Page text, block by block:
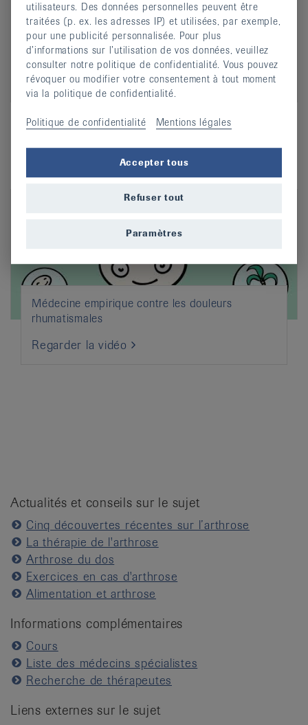
Douleur et mouvement: Pourquoi bouger en cas
de rhumatisme?
Regarder la vidéo
Médecine empirique contre les douleurs
rhumatismales
Regarder la vidéo
Actualités et conseils sur le sujet
Cinq découvertes récentes sur l’arthrose
La thérapie de l'arthrose
Arthrose du dos
Exercices en cas d'arthrose
Alimentation et arthrose
Informations complémentaires
Cours
Liste des médecins spécialistes
Recherche de thérapeutes
Liens externes sur le sujet
utilisateurs. Des données personnelles peuvent être
traitées (p. ex. les adresses IP) et utilisées, par exemple,
pour une publicité personnalisée. Pour plus
d’informations sur l’utilisation de vos données, veuillez
consulter notre politique de confidentialité. Vous pouvez
révoquer ou modifier votre consentement à tout moment
via la politique de confidentialité.
Politique de confidentialité Mentions légales
Accepter tous
Refuser tout
Paramètres